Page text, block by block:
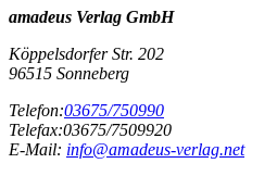
amadeus Verlag GmbH
Köppelsdorfer Str. 202
96515 Sonneberg
Telefon:03675/750990
Telefax:03675/7509920
E-Mail: info@amadeus-verlag.net